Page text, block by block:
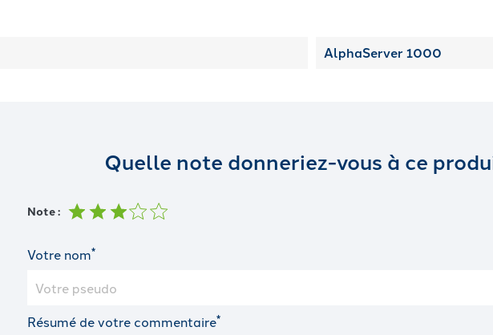
AlphaServer 1000
Quelle note donneriez-vous à ce
Note :
Votre nom*
Résumé de votre commentaire*